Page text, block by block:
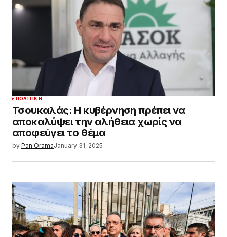
ΠΟΛΙΤΙΚΉ
Τσουκαλάς: Η κυβέρνηση πρέπει να
αποκαλύψει την αλήθεια χωρίς να
αποφεύγει το θέμα
by Pan OramaJanuary 31, 2025